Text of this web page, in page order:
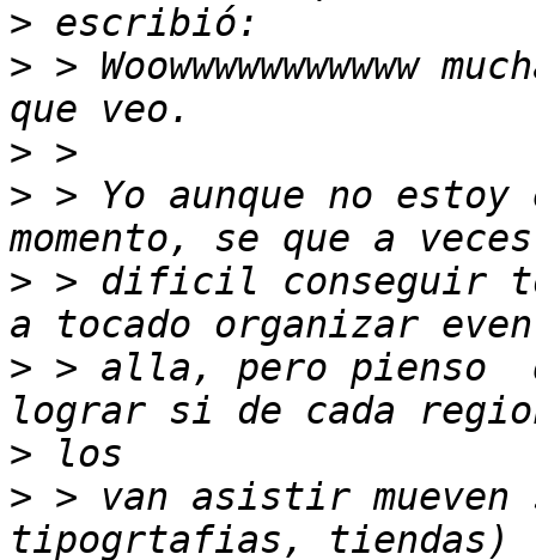
>
> > Woowwwwwwwwwww
>
> > Yo aunque no
> > dificil conseguir
> > alla, pero pienso
>
> > van asistir